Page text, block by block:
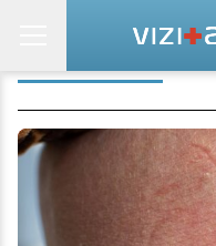
ANTIBIOTIKI